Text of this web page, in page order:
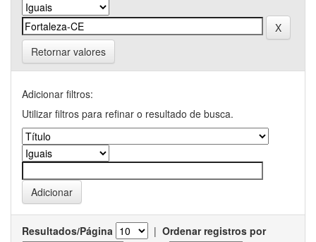
Retornar valores
Adicionar filtros:
Utilizar filtros para refinar o resultado de busca.
Resultados/Página | Ordenar registros por